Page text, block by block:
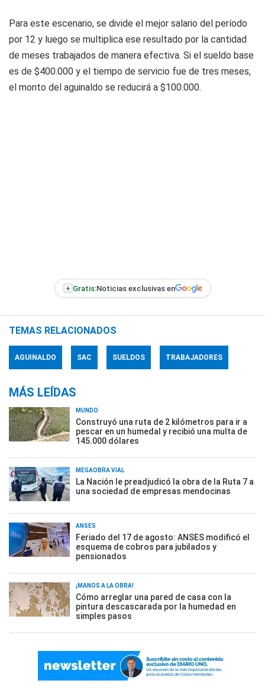
Para este escenario, se divide el mejor salario del período
por 12 y luego se multiplica ese resultado por la cantidad
de meses trabajados de manera efectiva. Si el sueldo base
es de $400.000 y el tiempo de servicio fue de tres meses,
el monto del aguinaldo se reducirá a $100.000.
+ Gratis:Noticias exclusivas en
TEMAS RELACIONADOS
AGUINALDO SAC SUELDOS TRABAJADORES
MÁS LEÍDAS
MUNDO
Construyó una ruta de 2 kilómetros para ir a
pescar en un humedal y recibió una multa de
145.000 dólares
MEGAOBRA VIAL
La Nación le preadjudicó la obra de la Ruta 7 a
una sociedad de empresas mendocinas
ANSES
Feriado del 17 de agosto: ANSES modificó el
esquema de cobros para jubilados y
pensionados
¡MANOS A LA OBRA!
Cómo arreglar una pared de casa con la
pintura descascarada por la humedad en
simples pasos